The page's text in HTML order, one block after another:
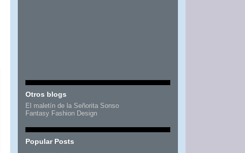
Otros blogs
El maletín de la Señorita Sonso
Fantasy Fashion Design
Popular Posts